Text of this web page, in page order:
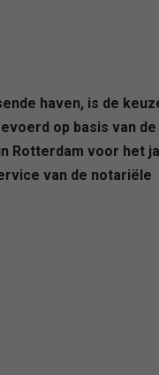
haven, is de
op basis van
voor het
van de notariële